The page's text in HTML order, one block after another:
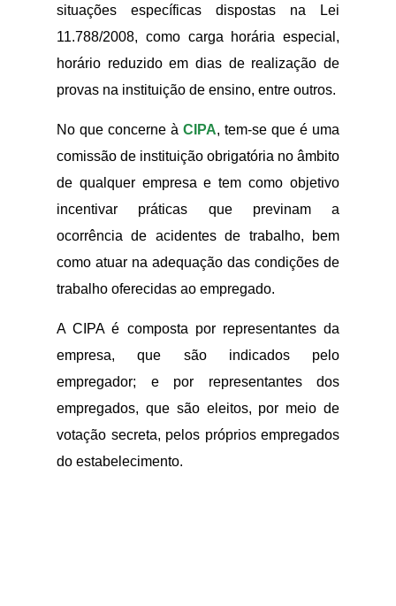
situações específicas dispostas na Lei
11.788/2008, como carga horária especial,
horário reduzido em dias de realização de
provas na instituição de ensino, entre outros.
No que concerne à CIPA, tem-se que é uma
comissão de instituição obrigatória no âmbito
de qualquer empresa e tem como objetivo
incentivar práticas que previnam a
ocorrência de acidentes de trabalho, bem
como atuar na adequação das condições de
trabalho oferecidas ao empregado.
A CIPA é composta por representantes da
empresa, que são indicados pelo
empregador; e por representantes dos
empregados, que são eleitos, por meio de
votação secreta, pelos próprios empregados
do estabelecimento.